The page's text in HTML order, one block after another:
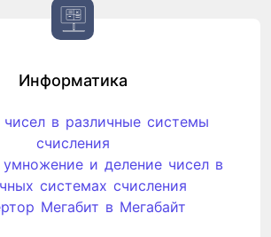
Информатика
в различные системы
счисления
и деление чисел в
системах счисления
Мегабит в Мегабайт